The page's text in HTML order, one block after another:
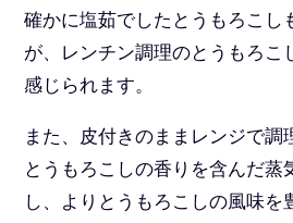
確かに塩茹でしたとうもろこし
が、レンチン調理のとうもろこ
感じられます。
また、皮付きのままレンジで調
とうもろこしの香りを含んだ蒸
し、よりとうもろこしの風味を